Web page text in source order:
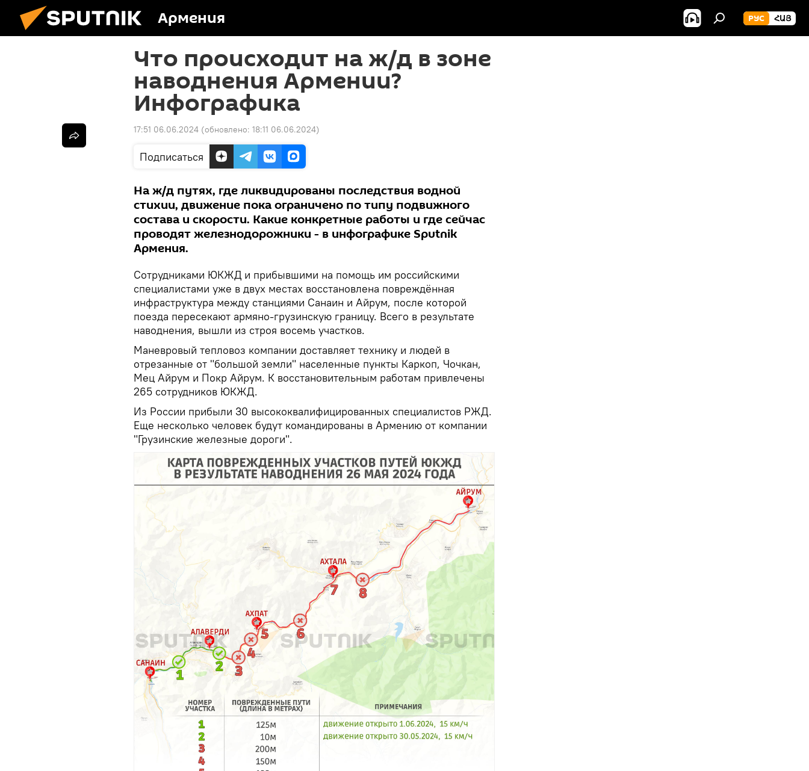
Армения РУС ՀԱՅ
Что происходит на ж/д в зоне
наводнения Армении?
Инфографика
17:51 06.06.2024 (обновлено: 18:11 06.06.2024)
Подписаться
На ж/д путях, где ликвидированы последствия водной
стихии, движение пока ограничено по типу подвижного
состава и скорости. Какие конкретные работы и где сейчас
проводят железнодорожники - в инфографике Sputnik
Армения.
Сотрудниками ЮКЖД и прибывшими на помощь им российскими
специалистами уже в двух местах восстановлена повреждённая
инфраструктура между станциями Санаин и Айрум, после которой
поезда пересекают армяно-грузинскую границу. Всего в результате
наводнения, вышли из строя восемь участков.
Маневровый тепловоз компании доставляет технику и людей в
отрезанные от "большой земли" населенные пункты Каркоп, Чочкан,
Мец Айрум и Покр Айрум. К восстановительным работам привлечены
265 сотрудников ЮКЖД.
Из России прибыли 30 высококвалифицированных специалистов РЖД.
Еще несколько человек будут командированы в Армению от компании
"Грузинские железные дороги".